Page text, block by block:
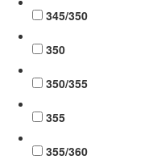
345/350
350
350/355
355
355/360